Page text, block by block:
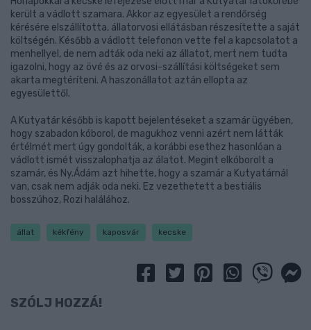
került a vádlott szamara. Akkor az egyesület a rendőrség
kérésére elszállította, állatorvosi ellátásban részesítette a saját
költségén. Később a vádlott telefonon vette fel a kapcsolatot a
menhellyel, de nem adták oda neki az állatot, mert nem tudta
igazolni, hogy az övé és az orvosi-szállítási költségeket sem
akarta megtéríteni. A haszonállatot aztán ellopta az
egyesülettől.
A Kutyatár később is kapott bejelentéseket a szamár ügyében,
hogy szabadon kóborol, de magukhoz venni azért nem látták
értélmét mert úgy gondolták, a korábbi esethez hasonlóan a
vádlott ismét visszalophatja az álatot. Megint elkóborolt a
szamár, és Ny.Ádám azt hihette, hogy a szamár a Kutyatárnál
van, csak nem adják oda neki. Ez vezethetett a bestiális
bosszúhoz, Rozi halálához.
állat kékfény kaposvár kecske
SZÓLJ HOZZÁ!